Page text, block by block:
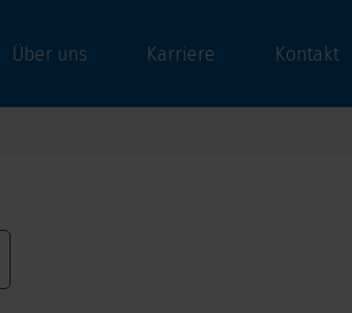
Über uns Karriere Kontakt